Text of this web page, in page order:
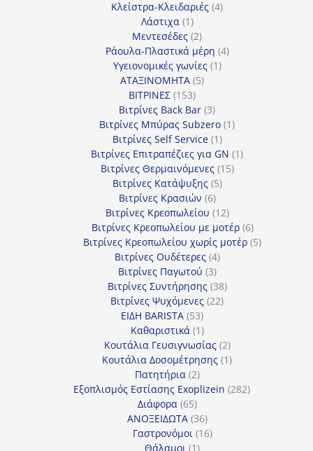
Κλείστρα-Κλειδαριές 44
Λάστιχα 11
προϊόν
Μεντεσέδες 22
προϊόντα
Ράουλα-Πλαστικά μέρη 44
Υγειονομικές γωνίες 11
ΑΤΑΞΙΝΟΜΗΤΑ 55
ΒΙΤΡΙΝΕΣ 153153
προϊόντα
Βιτρίνες Back Bar 33
προϊόντα
Βιτρίνες Mπύρας Subzero 11
Βιτρίνες Self Service 11
προϊόν
Βιτρίνες Επιτραπέζιες για GN 11
Βιτρίνες Θερμαινόμενες 1515
Βιτρίνες Κατάψυξης 55
Βιτρίνες Κρασιών 66
προϊόντα
Βιτρίνες Κρεοπωλείου 1212
προϊόντα
Βιτρίνες Κρεοπωλείου με μοτέρ 66
προϊόντα
Βιτρίνες Κρεοπωλείου χωρίς μοτέρ 55
Βιτρίνες Ουδέτερες 44
προϊόντα
Βιτρίνες Παγωτού 33
προϊόντα
Βιτρίνες Συντήρησης 3838
προϊόντα
Βιτρίνες Ψυχόμενες 2222
ΕΙΔΗ BARISTA 5353
προϊόντα
Καθαριστικά 11
προϊόν
Κουτάλια Γευσιγνωσίας 22
προϊόντα
Κουτάλια Δοσομέτρησης 11
Πατητήρια 22
προϊόντα
Εξοπλισμός Εστίασης Exoplizein 282282
Διάφορα 6565
προϊόντα
ΑΝΟΞΕΙΔΩΤΑ 3636
προϊόντα
Γαστρονόμοι 1616
Θάλαμοι 11